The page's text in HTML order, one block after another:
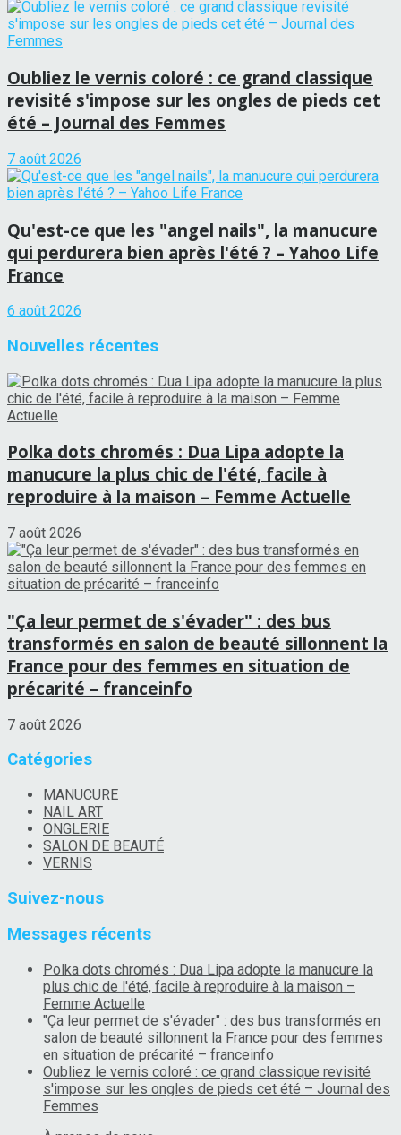
Oubliez le vernis coloré : ce grand classique
revisité s'impose sur les ongles de pieds cet
été – Journal des Femmes
7 août 2026
Qu'est-ce que les "angel nails", la manucure
qui perdurera bien après l'été ? – Yahoo Life
France
6 août 2026
Nouvelles récentes
Polka dots chromés : Dua Lipa adopte la
manucure la plus chic de l'été, facile à
reproduire à la maison – Femme Actuelle
7 août 2026
"Ça leur permet de s'évader" : des bus
transformés en salon de beauté sillonnent la
France pour des femmes en situation de
précarité – franceinfo
7 août 2026
Catégories
MANUCURE
NAIL ART
ONGLERIE
SALON DE BEAUTÉ
VERNIS
Suivez-nous
Messages récents
Polka dots chromés : Dua Lipa adopte la manucure la
plus chic de l'été, facile à reproduire à la maison –
Femme Actuelle
"Ça leur permet de s'évader" : des bus transformés en
salon de beauté sillonnent la France pour des femmes
en situation de précarité – franceinfo
Oubliez le vernis coloré : ce grand classique revisité
s'impose sur les ongles de pieds cet été – Journal des
Femmes